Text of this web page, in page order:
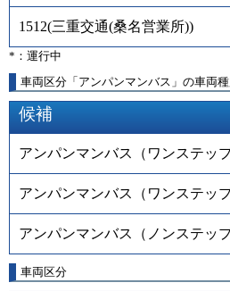
1512(三重交通(桑名営業所))
*：運行中
車両区分「アンパンマンバス」の車両種
候補
アンパンマンバス（ワンステッ
アンパンマンバス（ワンステッ
アンパンマンバス（ノンステッ
車両区分